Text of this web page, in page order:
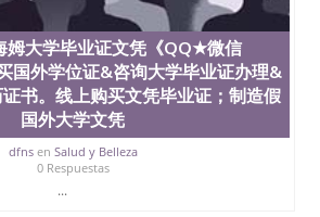
姆大学毕业证文凭《QQ★微信
国外学位证&咨询大学毕业证办理&
书。线上购买文凭毕业证；制造假
国外大学文凭
dfnsen Salud y Belleza
0 Respuestas
...